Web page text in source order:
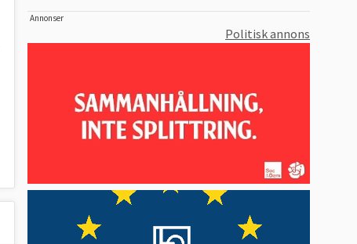
Annonser
Politisk annons